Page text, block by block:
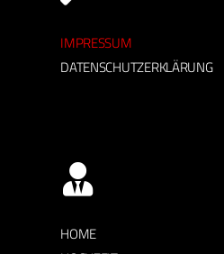
IMPRESSUM
DATENSCHUTZERKLÄRUNG
HOME